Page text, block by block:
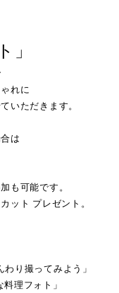
」
れに
いただきます。
は
も可能です。
ット プレゼント。
り撮ってみよう」
理フォト」